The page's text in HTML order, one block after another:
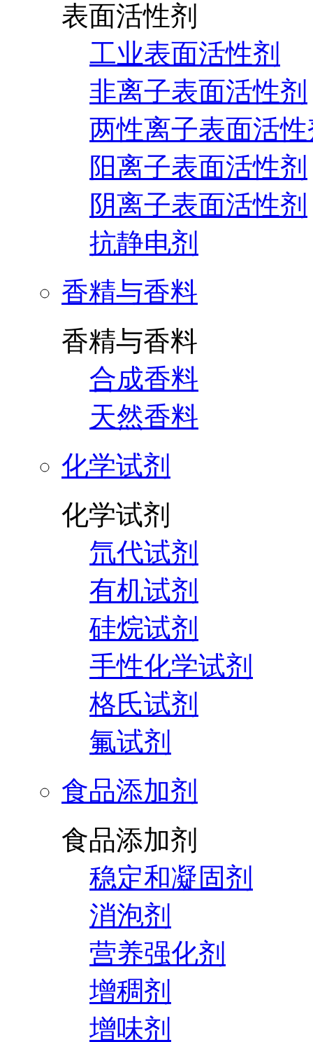
表面活性剂
工业表面活性剂
非离子表面活性剂
两性离子表面活
阳离子表面活性剂
阴离子表面活性剂
抗静电剂
香精与香料
香精与香料
合成香料
天然香料
化学试剂
化学试剂
氘代试剂
有机试剂
硅烷试剂
手性化学试剂
格氏试剂
氟试剂
食品添加剂
食品添加剂
稳定和凝固剂
消泡剂
营养强化剂
增稠剂
增味剂